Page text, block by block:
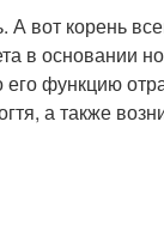
А вот корень
в основании
его функцию
а также